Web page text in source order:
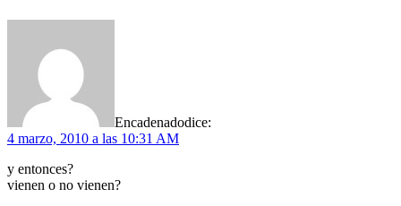
Encadenadodice:
4 marzo, 2010 a las 10:31 AM
y entonces?
vienen o no vienen?